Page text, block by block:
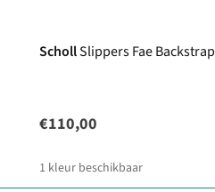
SchollSlippers Fae Backstrap
€110,00
1 kleur beschikbaar